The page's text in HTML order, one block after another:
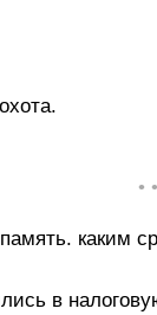
•
каким
в